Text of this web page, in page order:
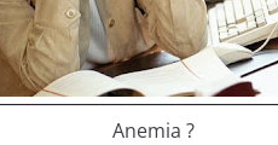
Anemia ?